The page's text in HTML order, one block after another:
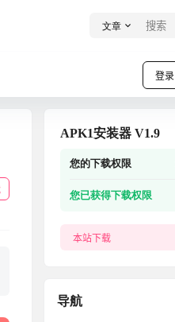
文章
登录
APK1安装器 V1.9
您的下载权限
您已获得下载权限
本站下载
导航